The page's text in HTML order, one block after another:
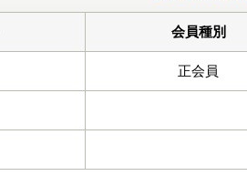
会員種別
正会員